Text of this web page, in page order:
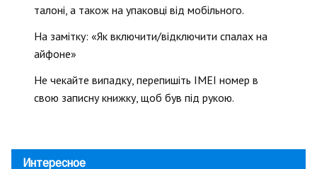
талоні, а також на упаковці від мобільного.
На замітку: «Як включити/відключити спалах на
айфоне»
Не чекайте випадку, перепишіть IMEI номер в
свою записну книжку, щоб був під рукою.
Интересное